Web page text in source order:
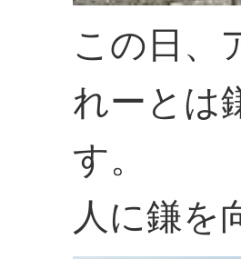
この日、
れーとは
す。
人に鎌を